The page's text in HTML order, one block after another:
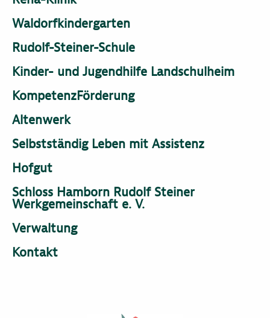
Waldorfkindergarten
Rudolf-Steiner-Schule
Kinder- und Jugendhilfe Landschulheim
KompetenzFörderung
Altenwerk
Selbstständig Leben mit Assistenz
Hofgut
Schloss Hamborn Rudolf Steiner
Werkgemeinschaft e. V.
Verwaltung
Kontakt